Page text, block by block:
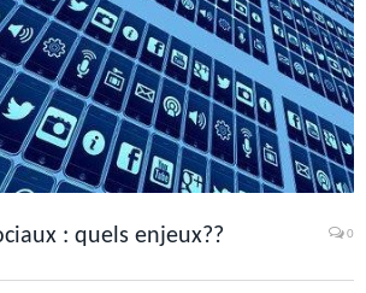
: quels enjeux?? 0